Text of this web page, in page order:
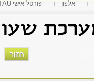
MyTAU פורטל אישי אלפון